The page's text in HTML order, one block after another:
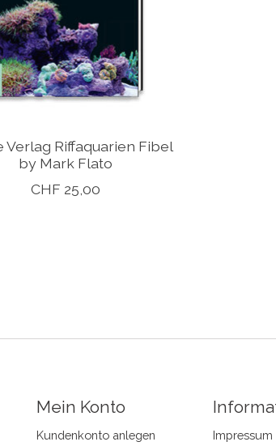
Verlag Riffaquarien Fibel
by Mark Flato
CHF 25,00
Mein Konto
Kundenkonto anlegen
Impressum